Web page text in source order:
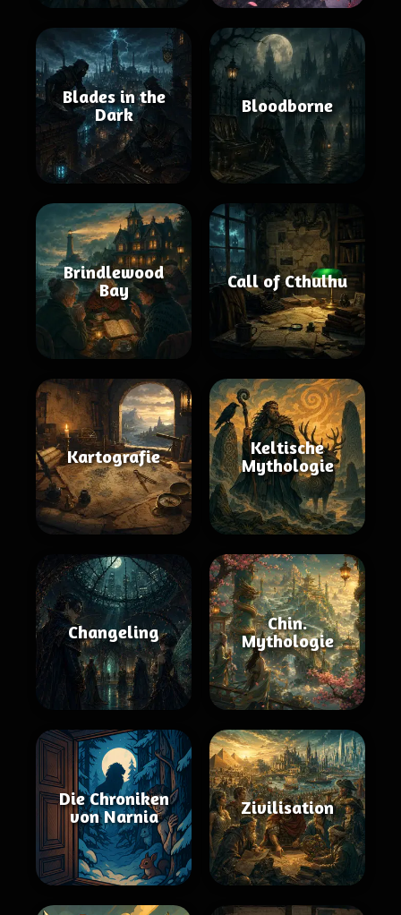
Blades in the
Dark
Bloodborne
Brindlewood
Bay
Call of Cthulhu
Kartografie
Keltische
Mythologie
Changeling
Chin.
Mythologie
Die Chroniken
von Narnia
Zivilisation